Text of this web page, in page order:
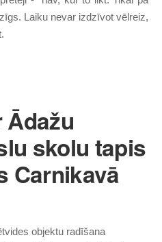
Laiku nevar izdzīvot vēlreiz,
Ādažu
skolu tapis
Carnikavā
objektu radīšana